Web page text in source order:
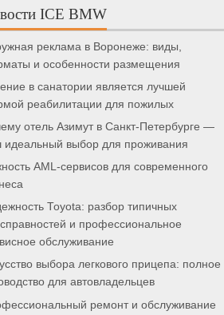
ICE BMW
реклама в Воронеже: виды,
и особенности размещения
в санатории является лучшей
реабилитации для пожилых
отель Азимут в Санкт-Петербурге —
идеальный выбор для проживания
AML-сервисов для современного
Toyota: разбор типичных
и профессиональное
обслуживание
выбора легкового прицепа: полное
для автовладельцев
ремонт и обслуживание